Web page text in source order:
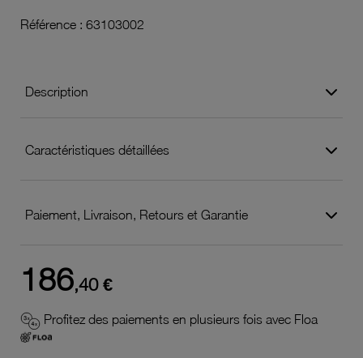
Référence : 63103002
Description
Caractéristiques détaillées
Paiement, Livraison, Retours et Garantie
186,40 €
Profitez des paiements en plusieurs fois avec Floa